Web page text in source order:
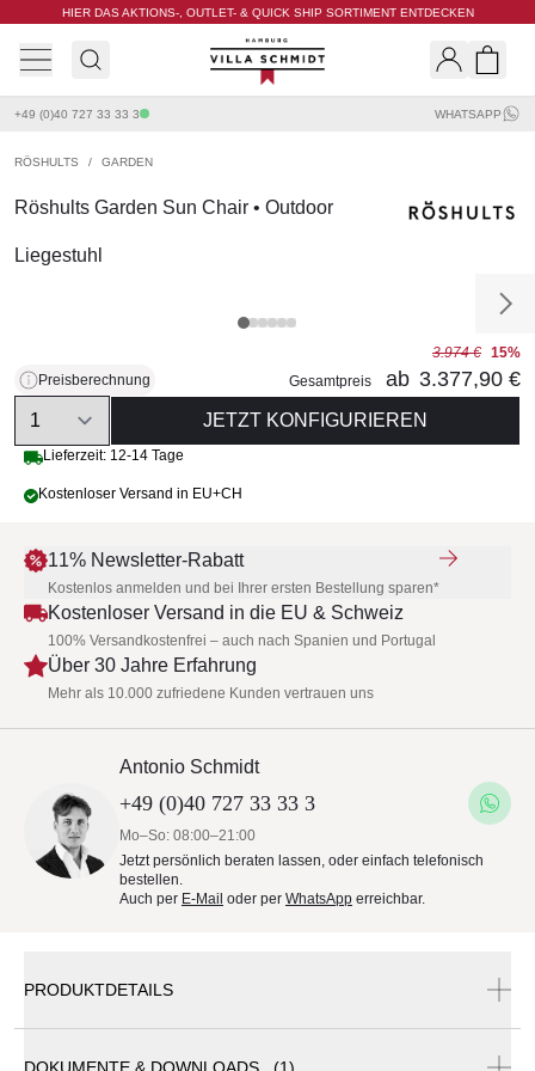
HIER DAS AKTIONS-, OUTLET- & QUICK SHIP SORTIMENT ENTDECKEN
Villa Schmidt
+49 (0)40 727 33 33 3 WHATSAPP
RÖSHULTS / GARDEN
Röshults Garden Sun Chair • Outdoor
Liegestuhl
Preisberechnung
3.974 € 15%
Gesamtpreis
ab 3.377,90 €
Quantity
JETZT KONFIGURIEREN
Lieferzeit: 12-14 Tage
Kostenloser Versand in EU+CH
11% Newsletter-Rabatt
Kostenlos anmelden und bei Ihrer ersten Bestellung sparen*
Kostenloser Versand in die EU & Schweiz
100% Versandkostenfrei – auch nach Spanien und Portugal
Über 30 Jahre Erfahrung
Mehr als 10.000 zufriedene Kunden vertrauen uns
Antonio Schmidt
+49 (0)40 727 33 33 3
Mo–So: 08:00–21:00
Jetzt persönlich beraten lassen, oder einfach telefonisch
bestellen.
Auch per E-Mail oder per WhatsApp erreichbar.
PRODUKTDETAILS
DOKUMENTE & DOWNLOADS (1)